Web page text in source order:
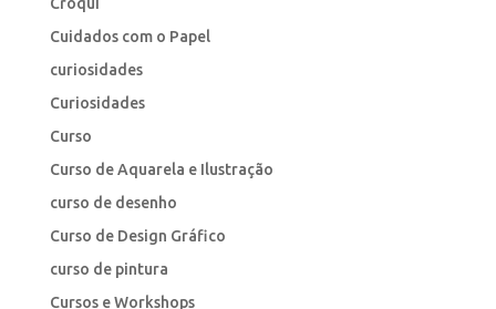
Cuidados com o Papel
curiosidades
Curiosidades
Curso
Curso de Aquarela e Ilustração
curso de desenho
Curso de Design Gráfico
curso de pintura
Cursos e Workshops